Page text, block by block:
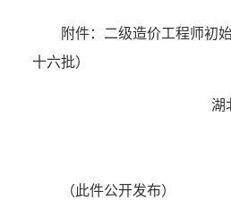
附件：二级造价工程师初
十六批）
湖
（此件公开发布）